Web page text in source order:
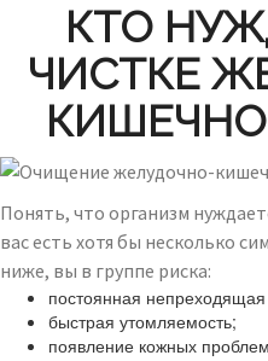
КТО
ЧИСТКЕ
Понять, что организм
вас есть хотя бы несколько
ниже, вы в группе риска:
постоянная непреходящая
быстрая утомляемость;
появление кожных